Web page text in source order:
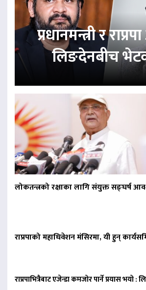
प्रधानमन्त्री र
लिङदेनबीच
लोकतन्त्रको रक्षाका लागि संयुक्त सङ्घर्ष
राप्रपाको महाधिवेशन मंसिरमा, यी हुन्
राप्रपाभित्रैबाट एजेन्डा कमजोर पार्ने प्रयास भयो :